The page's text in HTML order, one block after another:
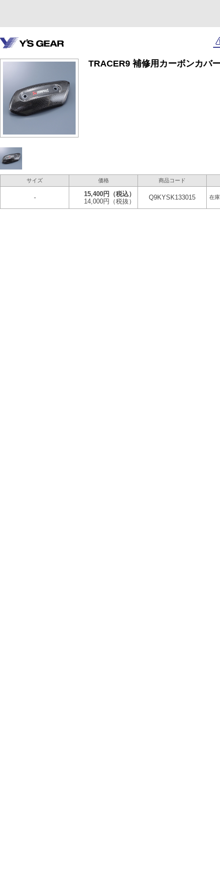
TRACER9 補修用カーボンカバ
サイズ 価格 商品コード
- 15,400円
（税込）
14,000円
（税抜）
Q9KYSK133015 在